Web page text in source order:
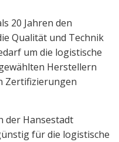
20 Jahren den
Qualität und Technik
um die logistische
Herstellern
Zertifizierungen
der Hansestadt
für die logistische